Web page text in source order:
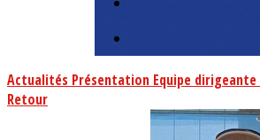
Actualités Présentation Equipe dirigeante
Retour